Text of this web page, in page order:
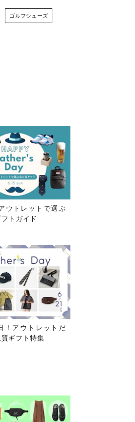
ゴルフシューズ
ウトレットで選ぶ
トガイド
！アウトレットだ
ギフト特集